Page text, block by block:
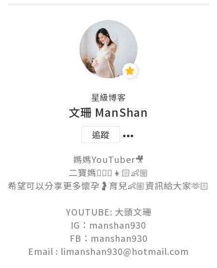
星級博客
文珊 ManShan
追蹤
媽媽YouTuber🎥
二寶媽💁🏻‍♀️👧🏻👶🏼
希望可以分享更多懷孕🤰育兒👶🏼資訊給大家🫶🏻
YOUTUBE: 大頭文珊
IG：manshan930
FB：manshan930
Email : limanshan930@hotmail.com